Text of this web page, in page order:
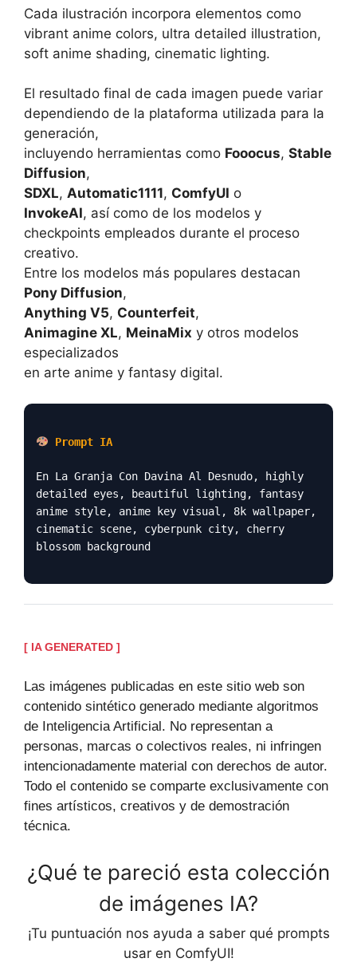
Cada ilustración incorpora elementos como
vibrant anime colors, ultra detailed illustration,
soft anime shading, cinematic lighting.
El resultado final de cada imagen puede variar
dependiendo de la plataforma utilizada para la
generación,
incluyendo herramientas como Fooocus, Stable
Diffusion,
SDXL, Automatic1111, ComfyUI o
InvokeAI, así como de los modelos y
checkpoints empleados durante el proceso
creativo.
Entre los modelos más populares destacan
Pony Diffusion,
Anything V5, Counterfeit,
Animagine XL, MeinaMix y otros modelos
especializados
en arte anime y fantasy digital.
Prompt IA
En La Granja Con Davina Al Desnudo, highly
detailed eyes, beautiful lighting, fantasy
anime style, anime key visual, 8k wallpaper,
cinematic scene, cyberpunk city, cherry
blossom background
[ IA GENERATED ]
Las imágenes publicadas en este sitio web son
contenido sintético generado mediante algoritmos
de Inteligencia Artificial. No representan a
personas, marcas o colectivos reales, ni infringen
intencionadamente material con derechos de autor.
Todo el contenido se comparte exclusivamente con
fines artísticos, creativos y de demostración
técnica.
¿Qué te pareció esta colección
de imágenes IA?
¡Tu puntuación nos ayuda a saber qué prompts
usar en ComfyUI!